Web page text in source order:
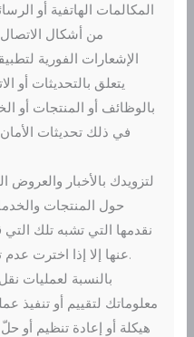
المكالمات الهاتفية أو
من أشكال الاتصال
الإشعارات الفورية
يتعلق بالتحديثات أو
بالوظائف أو المنتجات أو
في ذلك تحديثات
لتزويدك بالأخبار والعروض
حول المنتجات
نقدمها التي تشبه تلك التي
عنها إلا إذا اخترت عدم تلقي مثل هذه المعلومات.
بالنسبة لعمليات
معلوماتك لتقييم أو تنفيذ
هيكلة أو إعادة تنظيم أو